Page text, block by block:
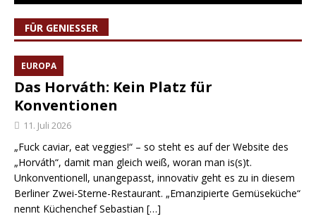
FÜR GENIESSER
EUROPA
Das Horváth: Kein Platz für
Konventionen
11. Juli 2026
„Fuck caviar, eat veggies!“ – so steht es auf der Website des
„Horváth“, damit man gleich weiß, woran man is(s)t.
Unkonventionell, unangepasst, innovativ geht es zu in diesem
Berliner Zwei-Sterne-Restaurant. „Emanzipierte Gemüseküche“
nennt Küchenchef Sebastian […]